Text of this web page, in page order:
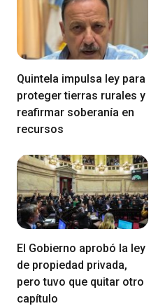
Quintela impulsa ley para
proteger tierras rurales y
reafirmar soberanía en
recursos
El Gobierno aprobó la ley
de propiedad privada,
pero tuvo que quitar otro
capítulo